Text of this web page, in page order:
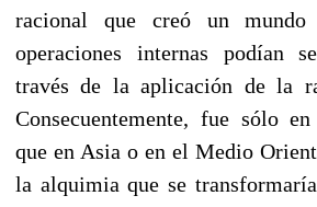
racional que creó un mundo
operaciones internas podían
través de la aplicación de la
Consecuentemente, fue sólo
que en Asia o en el Medio
la alquimia que se